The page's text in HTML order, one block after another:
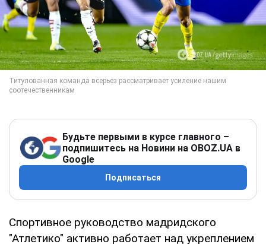
Будьте первыми в курсе главного –
подпишитесь на Новини на OBOZ.UA в
Google
Подписаться
Спортивное руководство мадридского
"Атлетико" активно работает над укреплением